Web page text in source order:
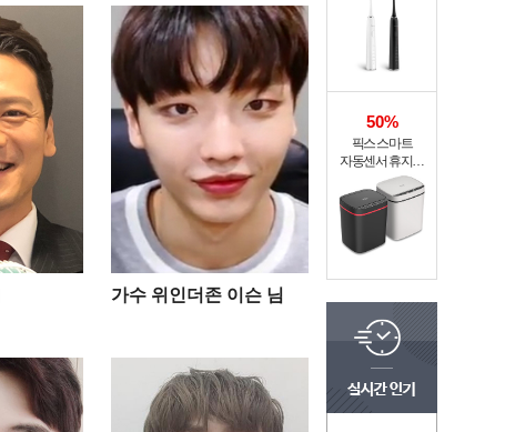
가수 위인더존 이슨 님
음파전동칫솔
50%
픽스 스마트
자동센서 휴지통
XSW-301